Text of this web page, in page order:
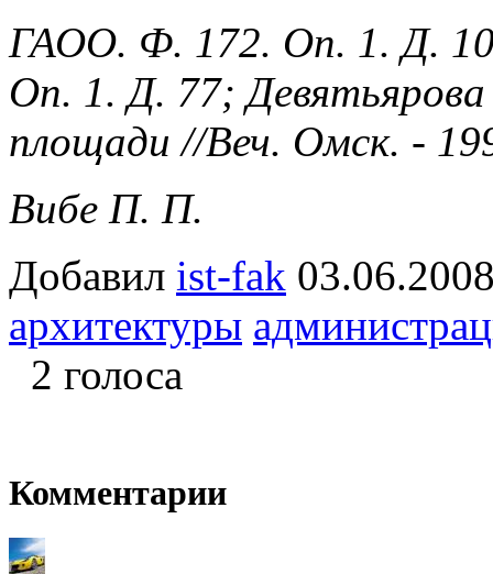
ГАОО. Ф. 172. Оп. 1. Д.
Оп. 1. Д. 77;
площади //Веч. Омск. -
Вибе П. П.
Добавил ist-fak
архитектуры
2 голоса
Комментарии